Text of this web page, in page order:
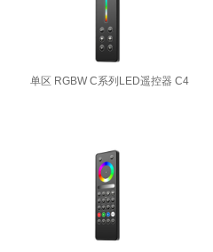
单区 RGBW C系列LED遥控器 C4